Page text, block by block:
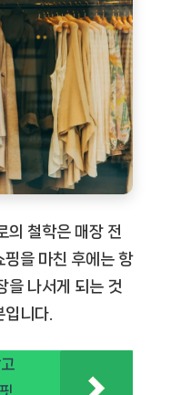
의 철학은 매장 전
을 마친 후에는 항
을 나서게 되는 것
니다.